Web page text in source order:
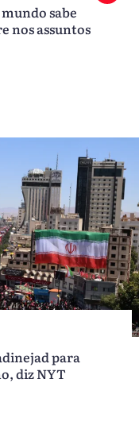
sabe
nos assuntos
para
diz NYT